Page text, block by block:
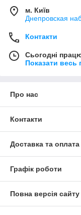
м. Київ
Днепровская
Контакти
Сьогодні
Показати весь
Про нас
Контакти
Доставка та оплата
Графік роботи
Повна версія сайту